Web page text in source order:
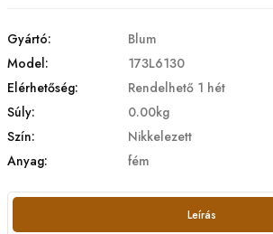
Gyártó:
Blum
Model:
173L6130
Elérhetőség:
Rendelhető 1 hét
Súly:
0.00kg
Szín:
Nikkelezett
Anyag:
fém
Leírás